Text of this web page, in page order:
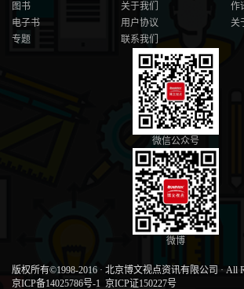
图书
电子书
专题
关于我们
用户协议
联系我们
作
关
微信公众号
微博
版权所有©1998-2016 · 北京博文视点资讯有限公司 · All
京ICP备14025786号-1 京ICP证150227号